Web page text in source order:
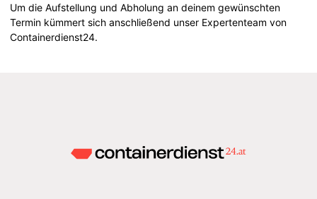
Um die Aufstellung und Abholung an deinem gewünschten
Termin kümmert sich anschließend unser Expertenteam von
Containerdienst24.